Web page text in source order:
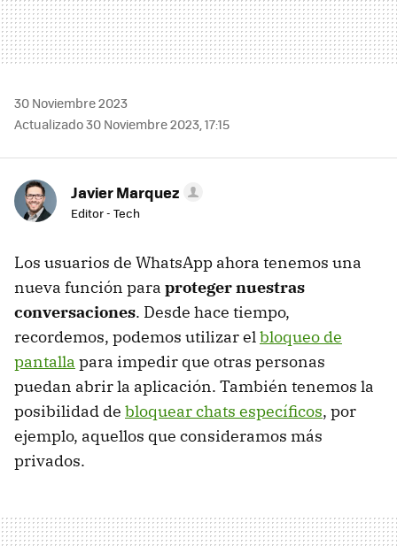
30 Noviembre 2023
Actualizado 30 Noviembre 2023, 17:15
Javier Marquez
Editor - Tech
Los usuarios de WhatsApp ahora tenemos una
nueva función para proteger nuestras
conversaciones. Desde hace tiempo,
recordemos, podemos utilizar elbloqueo de
pantalla para impedir que otras personas
puedan abrir la aplicación. También tenemos la
posibilidad de bloquear chats específicos, por
ejemplo, aquellos que consideramos más
privados.